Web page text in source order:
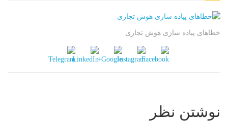
خطاهای پیاده سازی هوش تجاری
نوشتن نظر